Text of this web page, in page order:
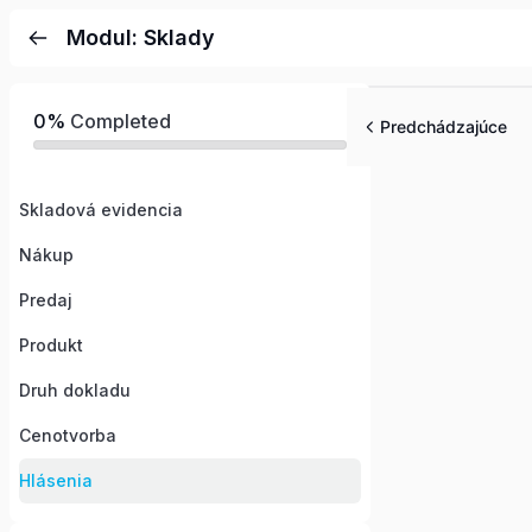
Modul: Sklady
0% Completed
Skladová evidencia
Nákup
Predaj
Produkt
Druh dokladu
Cenotvorba
Hlásenia
Predchádzajúce